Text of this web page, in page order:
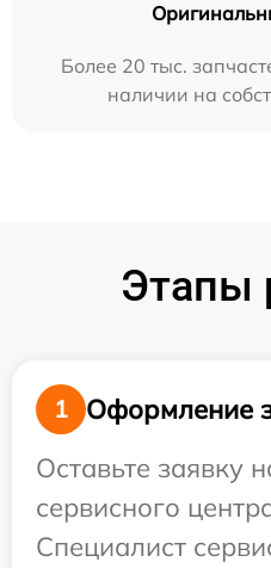
Более 20 тыс.
наличии на
Этапы
1
Оформление
Оставьте заявку
сервисного
Специалист